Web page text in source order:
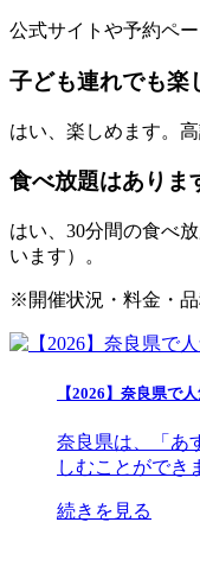
公式サイトや予約ペ
子ども連れでも楽
はい、楽しめます。
食べ放題はありま
はい、30分間の食べ
います）。
※開催状況・料金・品
【2026】奈良県で
奈良県は、「あ
しむことができ
続きを見る